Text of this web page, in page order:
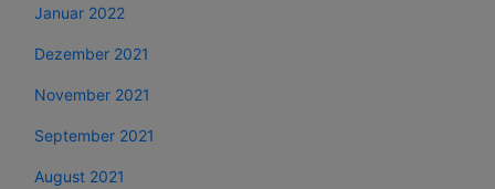
Januar 2022
Dezember 2021
November 2021
September 2021
August 2021